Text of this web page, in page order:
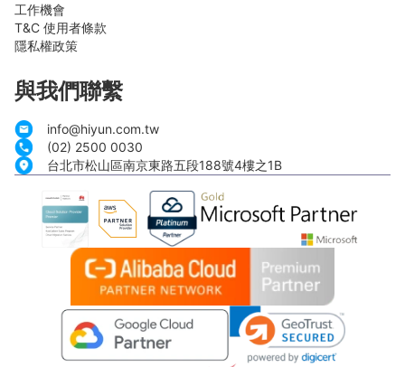
工作機會
T&C 使用者條款
隱私權政策
與我們聯繫
info@hiyun.com.tw
(02) 2500 0030
台北市松山區南京東路五段188號4樓之1B